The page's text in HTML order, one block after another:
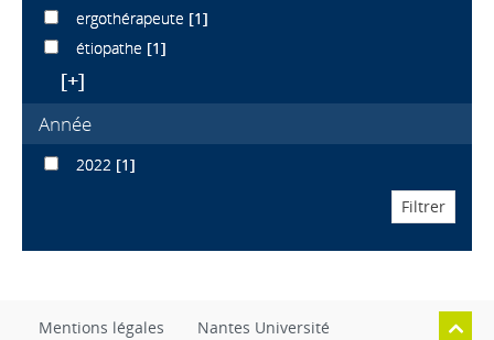
ergothérapeute [1]
étiopathe [1]
[+]
Année
2022 [1]
Mentions légales Nantes Université